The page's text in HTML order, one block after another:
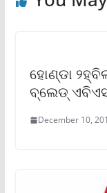
ହୋଣ୍ଡା
ବ୍ଲେଡ୍
December 10,